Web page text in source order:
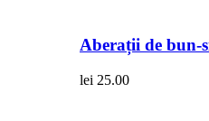
Aberații de bun-
lei 25.00